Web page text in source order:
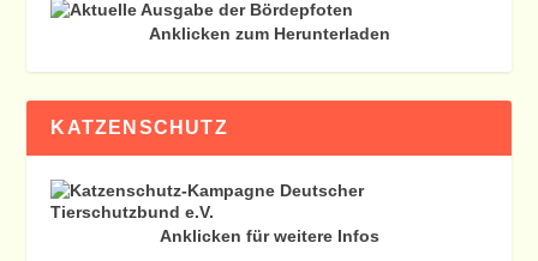
Anklicken zum Herunterladen
KATZENSCHUTZ
Anklicken für weitere Infos